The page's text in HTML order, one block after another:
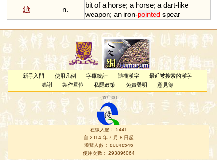
鑣
n.
bit of a horse; a horse; a dart-like
weapon; an iron-pointed spear
新手入門 使用凡例 字庫統計 隨機漢字
最近被搜索的漢字
鳴謝
製作單位 私隱政策 免責聲明 意見簿
（管理員 ）
在線人數： 5441
自 2014 年 7 月 8 日起
瀏覽人數： 80048546
使用次數： 293896064